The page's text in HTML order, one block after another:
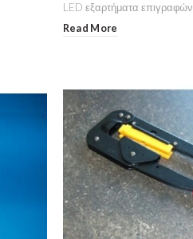
LED εξαρτήματα επιγραφών
Read More